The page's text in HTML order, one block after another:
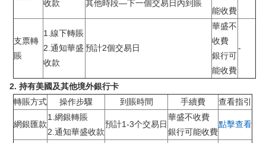
收款
其他時段—下一個交易日內到賬
能收費
支票轉
賬
1.線下轉賬
2.通知華盛
收款
預計2個交易日
華盛不
收費
銀行可
能收費
-
2. 持有美國及其他境外銀行卡
轉賬方式
操作步驟 到賬時間 手續費 查看指引
網銀匯款
1.網銀轉賬
2.通知華盛收款
預計1-3个交易日
華盛不收費
銀行可能收費
點擊查看